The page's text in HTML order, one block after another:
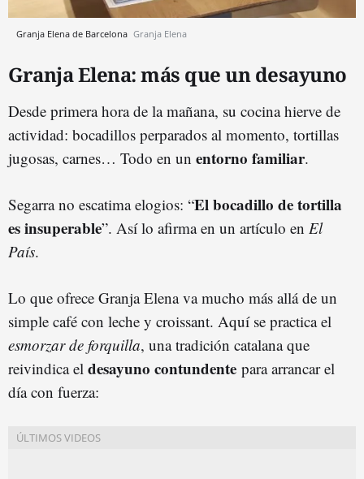
Granja Elena de Barcelona Granja Elena
Granja Elena: más que un desayuno
Desde primera hora de la mañana, su cocina hierve de
actividad: bocadillos perparados al momento, tortillas
jugosas, carnes… Todo en un entorno familiar.
Segarra no escatima elogios: “El bocadillo de tortilla
es insuperable”. Así lo afirma en un artículo en El
País.
Lo que ofrece Granja Elena va mucho más allá de un
simple café con leche y croissant. Aquí se practica el
esmorzar de forquilla, una tradición catalana que
reivindica el desayuno contundente para arrancar el
día con fuerza: